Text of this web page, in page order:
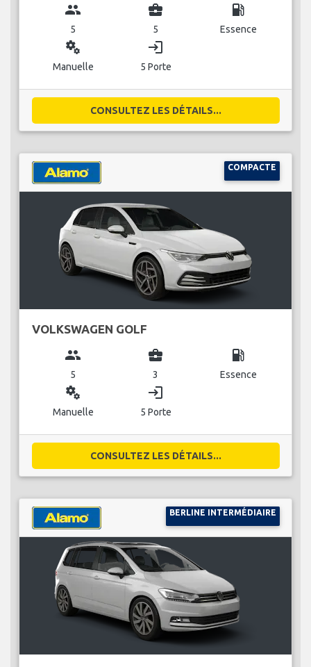
group
5
business_center
5
local_gas_station
Essence
miscellaneous_services
Manuelle
login
5 Porte
CONSULTEZ LES DÉTAILS...
COMPACTE
VOLKSWAGEN GOLF
group
5
business_center
3
local_gas_station
Essence
miscellaneous_services
Manuelle
login
5 Porte
CONSULTEZ LES DÉTAILS...
BERLINE INTERMÉDIAIRE